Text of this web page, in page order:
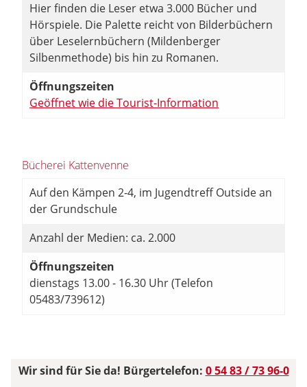
Hier finden die Leser etwa 3.000 Bücher und
Hörspiele. Die Palette reicht von Bilderbüchern
über Leselernbüchern (Mildenberger
Silbenmethode) bis hin zu Romanen.
Öffnungszeiten
Geöffnet wie die Tourist-Information
Bücherei Kattenvenne
Auf den Kämpen 2-4, im Jugendtreff Outside an
der Grundschule
Anzahl der Medien: ca. 2.000
Öffnungszeiten
dienstags 13.00 - 16.30 Uhr (Telefon
05483/739612)
Wir sind für Sie da! Bürgertelefon: 0 54 83 / 73 96-0